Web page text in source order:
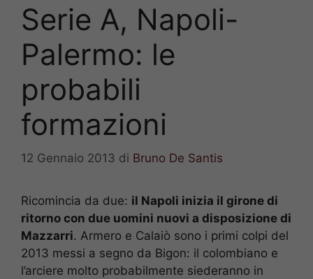
Serie A, Napoli-
Palermo: le
probabili
formazioni
12 Gennaio 2013 di Bruno De Santis
Ricomincia da due: il Napoli inizia il girone di
ritorno con due uomini nuovi a disposizione di
Mazzarri. Armero e Calaiò sono i primi colpi del
2013 messi a segno da Bigon: il colombiano e
l’arciere molto probabilmente siederanno in